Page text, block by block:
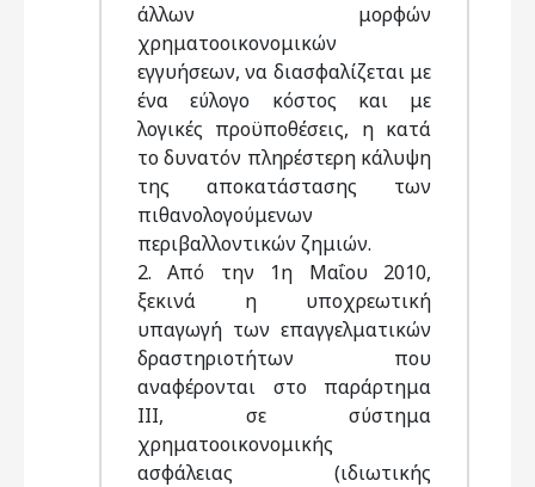
άλλων μορφών
χρηματοοικονομικών
εγγυήσεων, να διασφαλίζεται με
ένα εύλογο κόστος και με
λογικές προϋποθέσεις, η κατά
το δυνατόν πληρέστερη κάλυψη
της αποκατάστασης των
πιθανολογούμενων
περιβαλλοντικών ζημιών.
2. Από την 1η Μαΐου 2010,
ξεκινά η υποχρεωτική
υπαγωγή των επαγγελματικών
δραστηριοτήτων που
αναφέρονται στο παράρτημα
ΙΙΙ, σε σύστημα
χρηματοοικονομικής
ασφάλειας (ιδιωτικής